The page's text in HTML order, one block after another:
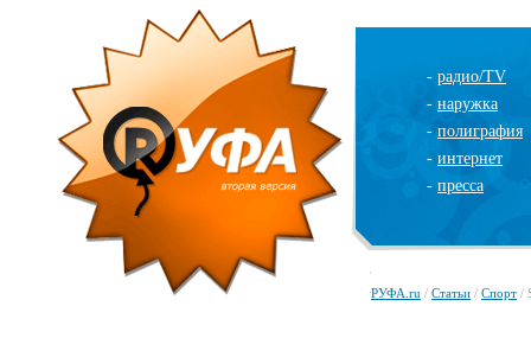
- радио/TV
- наружка
- полиграфия
- интернет
- пресса
РУФА.ru / Статьи / Спорт /